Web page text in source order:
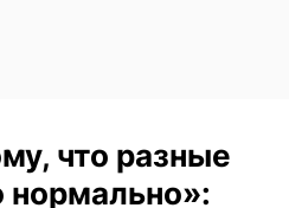
что разные
нормально»: